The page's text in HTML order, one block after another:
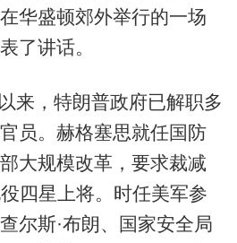
华盛顿郊外举行的一场
了讲话。
，特朗普政府已解职多
员。赫格塞思就任国防
大规模改革，要求裁减
四星上将。时任美军参
尔斯·布朗、国家安全局